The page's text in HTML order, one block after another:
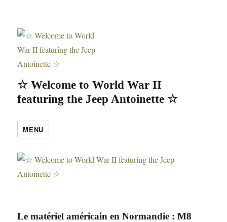
☆ Welcome to World War II
featuring the Jeep Antoinette ☆
MENU
Le matériel américain en Normandie : M8